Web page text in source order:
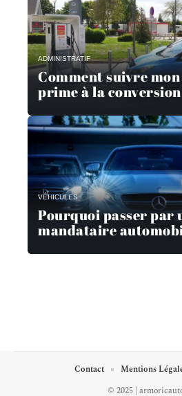
ADMINISTRATIF
Comment suivre
prime à la
VÉHICULES
Pourquoi passer par
mandataire
© 2025 |
Contact Mentions